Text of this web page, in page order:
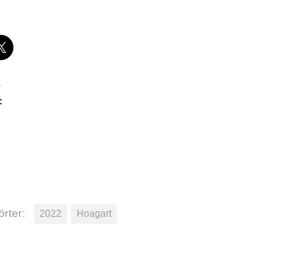
2022 Hoagart